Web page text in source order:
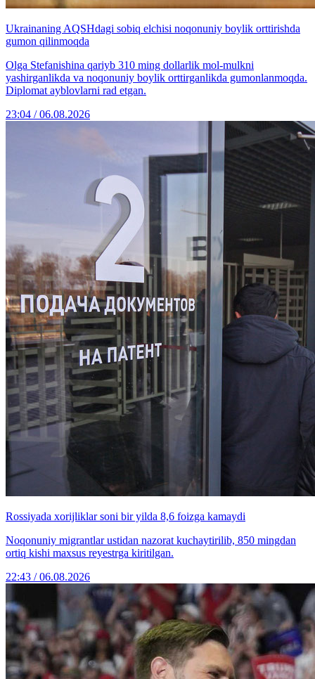
Ukrainaning AQSHdagi sobiq elchisi noqonuniy boylik orttirishda
gumon qilinmoqda
Olga Stefanishina qariyb 310 ming dollarlik mol-mulkni
yashirganlikda va noqonuniy boylik orttirganlikda gumonlanmoqda.
Diplomat ayblovlarni rad etgan.
23:04 / 06.08.2026
Rossiyada xorijliklar soni bir yilda 8,6 foizga kamaydi
Noqonuniy migrantlar ustidan nazorat kuchaytirilib, 850 mingdan
ortiq kishi maxsus reyestrga kiritilgan.
22:43 / 06.08.2026